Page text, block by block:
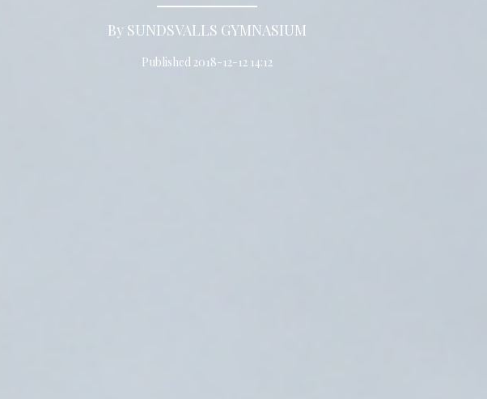
By SUNDSVALLS GYMNASIUM
Published 2018-12-12 14:12